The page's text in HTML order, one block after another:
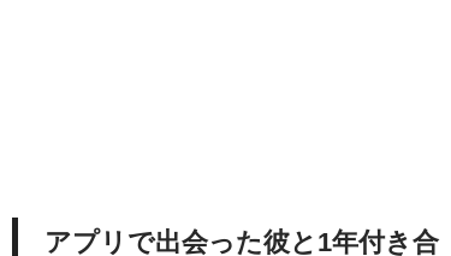
アプリで出会った彼と1年付き合